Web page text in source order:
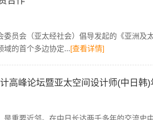
委员会（亚太经社会）倡导发起的《亚洲
域的首个多边协定...[查看详情]
高峰论坛暨亚太空间设计师(中日韩)
重要近邻。在中日长达两千多年的交流史